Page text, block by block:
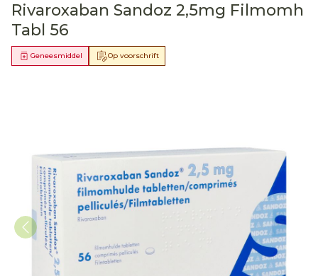
Rivaroxaban Sandoz 2,5mg Filmomh
Tabl 56
Op voorschrift
Geneesmiddel